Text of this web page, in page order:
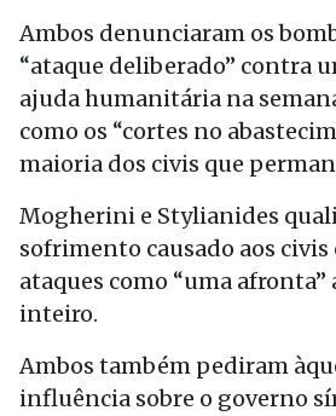
Ambos denunciaram os
“ataque deliberado” contra
ajuda humanitária na
como os “cortes no
maioria dos civis que
Mogherini e Stylianides
sofrimento causado aos civis
ataques como “uma afronta”
inteiro.
Ambos também pediram
influência sobre o governo